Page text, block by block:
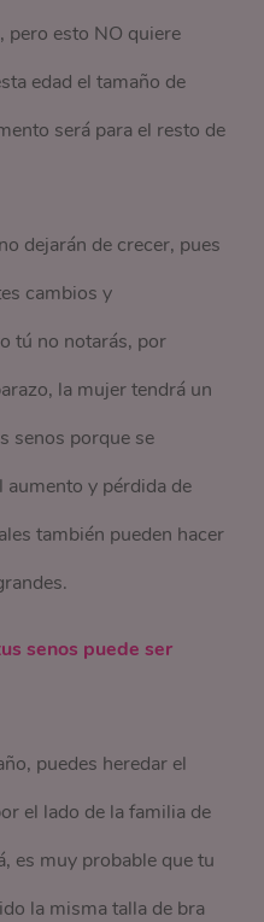
pero esto NO quiere
edad el tamaño de
será para el resto de
dejarán de crecer, pues
cambios y
tú no notarás, por
la mujer tendrá un
senos porque se
aumento y pérdida de
también pueden hacer
senos puede ser
puedes heredar el
el lado de la familia de
es muy probable que tu
la misma talla de bra